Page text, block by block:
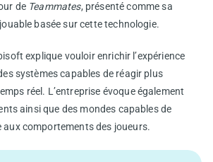
de Teammates, présenté comme sa
basée sur cette technologie.
explique vouloir enrichir l’expérience
systèmes capables de réagir plus
réel. L’entreprise évoque également
ainsi que des mondes capables de
aux comportements des joueurs.